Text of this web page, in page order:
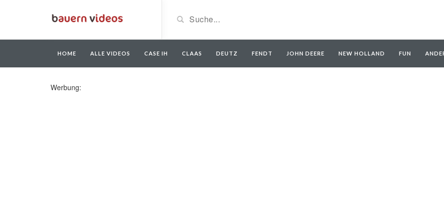
HOME ALLE VIDEOS CASE IH CLAAS DEUTZ FENDT JOHN DEERE NEW HOLLAND FUN
Werbung: